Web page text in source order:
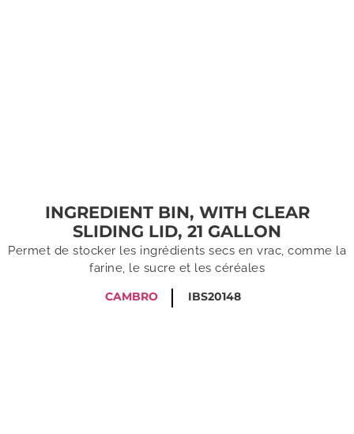
INGREDIENT BIN, WITH CLEAR
SLIDING LID, 21 GALLON
Permet de stocker les ingrédients secs en vrac, comme la
farine, le sucre et les céréales
CAMBRO
IBS20148